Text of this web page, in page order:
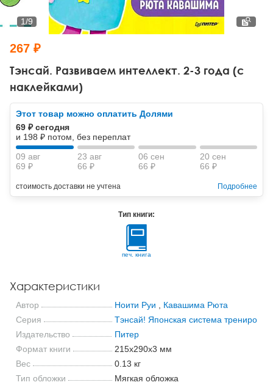
Тревожные расстройства, панические атаки
Психодрама
Другие направления психотерапии
Классический, эриксоновский гипноз и НЛП
НЛП
Психология труда и эргономика
Социальная психология
Социальная и организационная психология
Классический и юнгианский психоанализ
Тэнсай. Развиваем интеллект. 2-3 года (с
наклейками)
1/9
267 ₽
Этот товар можно оплатить Долями
69 ₽ сегодня
и 198 ₽ потом, без переплат
09 авг
69 ₽
23 авг
66 ₽
06 сен
66 ₽
20 сен
66 ₽
стоимость доставки не учтена Подробнее
Тип книги:
печ. книга
Характеристики
Автор Ноити Руи
Кавашима Рюта
Серия
Тэнсай! Японская система тренировки
Издательство
Питер
Формат книги
215x290x3 мм
Вес
0.13 кг
Тип обложки
Мягкая обложка